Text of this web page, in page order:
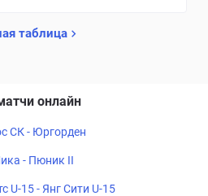
таблица
онлайн
СК - Юргорден
- Пюник II
U-15 - Янг Сити U-15